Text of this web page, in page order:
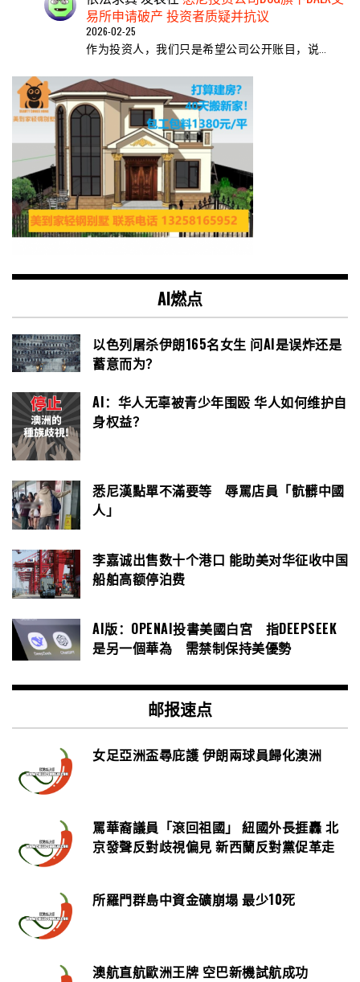
易所申请破产 投资者质疑并抗议
2026-02-25
作为投资人，我们只是希望公司公开账目，说…
AI燃点
以色列屠杀伊朗165名女生 问AI是误炸还是
蓄意而为？
AI：华人无辜被青少年围殴 华人如何维护自
身权益？
悉尼漢點單不滿要等 辱罵店員「骯髒中國
人」
李嘉诚出售数十个港口 能助美对华征收中国
船舶高额停泊费
AI版：OPENAI投書美國白宮 指DEEPSEEK
是另一個華為 需禁制保持美優勢
邮报速点
女足亞洲盃尋庇護 伊朗兩球員歸化澳洲
罵華裔議員「滾回祖國」 紐國外長捱轟 北
京發聲反對歧視偏見 新西蘭反對黨促革走
所羅門群島中資金礦崩塌 最少10死
澳航直航歐洲王牌 空巴新機試航成功